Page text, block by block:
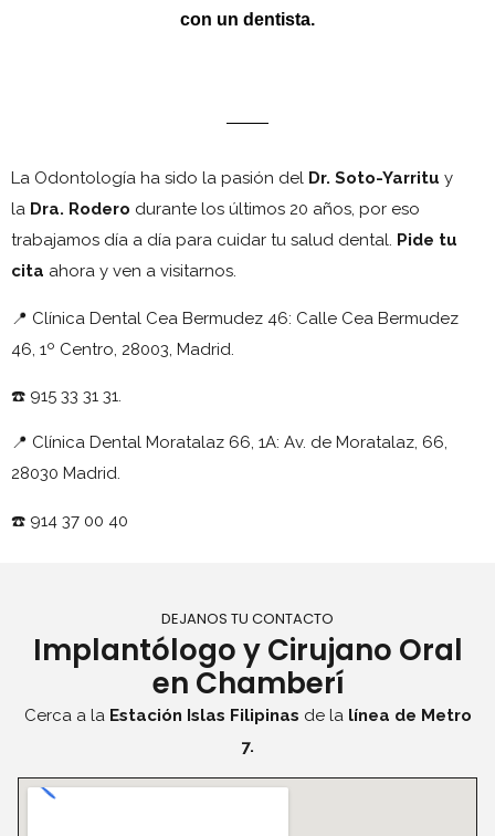
con un dentista.
La Odontología ha sido la pasión del Dr. Soto-Yarritu y
la Dra. Rodero durante los últimos 20 años, por eso
trabajamos día a día para cuidar tu salud dental. Pide tu
cita ahora y ven a visitarnos.
📍 Clínica Dental Cea Bermudez 46: Calle Cea Bermudez
46, 1º Centro, 28003, Madrid.
☎️ 915 33 31 31.
📍 Clínica Dental Moratalaz 66, 1A: Av. de Moratalaz, 66,
28030 Madrid.
☎️ 914 37 00 40
DEJANOS TU CONTACTO
Implantólogo y Cirujano Oral
en Chamberí
Cerca a la Estación Islas Filipinas de la línea de Metro
7.